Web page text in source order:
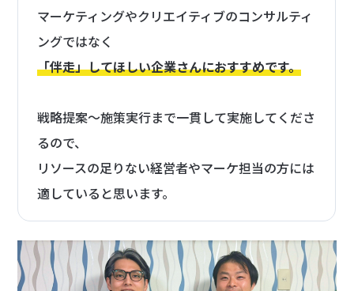
マーケティングやクリエイティブのコンサルティ
ングではなく
「伴走」してほしい企業さんにおすすめです。
戦略提案〜施策実行まで一貫して実施してくださ
るので、
リソースの足りない経営者やマーケ担当の方には
適していると思います。